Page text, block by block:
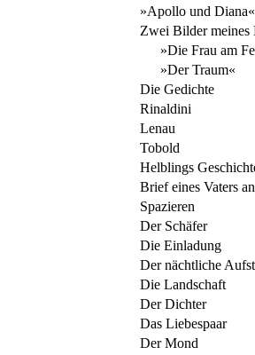
»Apollo und Diana«
Zwei Bilder meines
»Die Frau am
»Der Traum«
Die Gedichte
Rinaldini
Lenau
Tobold
Helblings
Brief eines Vaters
Spazieren
Der Schäfer
Die Einladung
Der nächtliche
Die Landschaft
Der Dichter
Das Liebespaar
Der Mond